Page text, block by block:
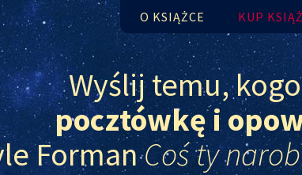
O KSIĄŻCE KUP
Wyślij temu,
pocztówkę i
FormanCoś ty